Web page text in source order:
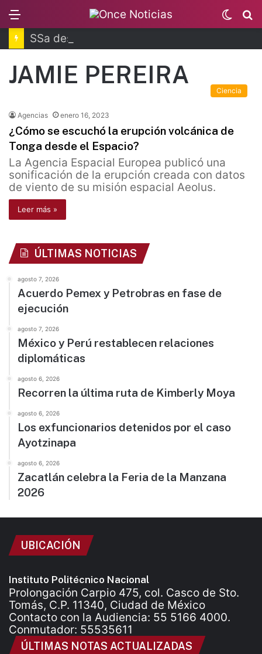
Switch
skin
JAMIE PEREIRA
Ciencia
Agencias enero 16, 2023
¿Cómo se escuchó la erupción volcánica de
Tonga desde el Espacio?
La Agencia Espacial Europea publicó una
sonificación de la erupción creada con datos
de viento de su misión espacial Aeolus.
Leer más »
ÚLTIMAS NOTICIAS
agosto 7, 2026
Acuerdo Pemex y Petrobras en fase de
ejecución
agosto 7, 2026
México y Perú restablecen relaciones
diplomáticas
agosto 6, 2026
Recorren la última ruta de Kimberly Moya
agosto 6, 2026
Los exfuncionarios detenidos por el caso
Ayotzinapa
agosto 6, 2026
Zacatlán celebra la Feria de la Manzana
2026
UBICACIÓN
Instituto Politécnico Nacional
Prolongación Carpio 475, col. Casco de Sto.
Tomás, C.P. 11340, Ciudad de México
Contacto con la Audiencia: 55 5166 4000.
Conmutador: 55535611
ÚLTIMAS NOTAS ACTUALIZADAS